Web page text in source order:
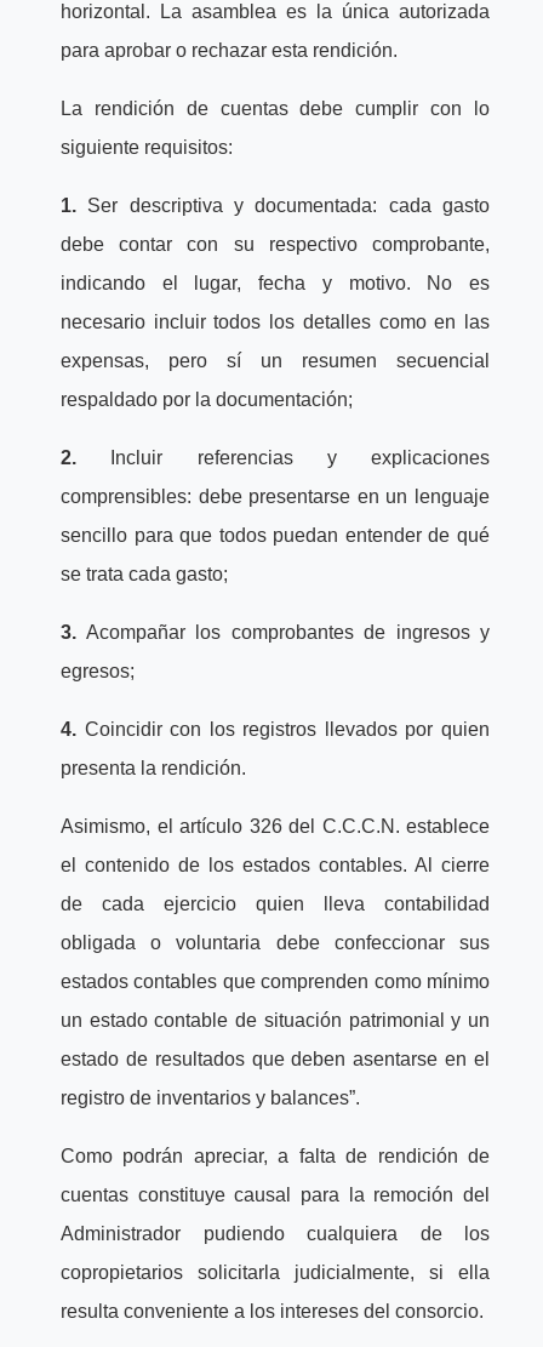
horizontal. La asamblea es la única autorizada
para aprobar o rechazar esta rendición.
La rendición de cuentas debe cumplir con lo
siguiente requisitos:
1. Ser descriptiva y documentada: cada gasto
debe contar con su respectivo comprobante,
indicando el lugar, fecha y motivo. No es
necesario incluir todos los detalles como en las
expensas, pero sí un resumen secuencial
respaldado por la documentación;
2. Incluir referencias y explicaciones
comprensibles: debe presentarse en un lenguaje
sencillo para que todos puedan entender de qué
se trata cada gasto;
3. Acompañar los comprobantes de ingresos y
egresos;
4. Coincidir con los registros llevados por quien
presenta la rendición.
Asimismo, el artículo 326 del C.C.C.N. establece
el contenido de los estados contables. Al cierre
de cada ejercicio quien lleva contabilidad
obligada o voluntaria debe confeccionar sus
estados contables que comprenden como mínimo
un estado contable de situación patrimonial y un
estado de resultados que deben asentarse en el
registro de inventarios y balances”.
Como podrán apreciar, a falta de rendición de
cuentas constituye causal para la remoción del
Administrador pudiendo cualquiera de los
copropietarios solicitarla judicialmente, si ella
resulta conveniente a los intereses del consorcio.